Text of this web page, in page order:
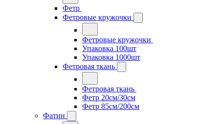
Фетр
Фетровые кружочки
Фетровые кружочки
Упаковка 100шт
Упаковка 1000шт
Фетровая ткань
Фетровая ткань
Фетр 20см/30см
Фетр 85см/200см
Фатин